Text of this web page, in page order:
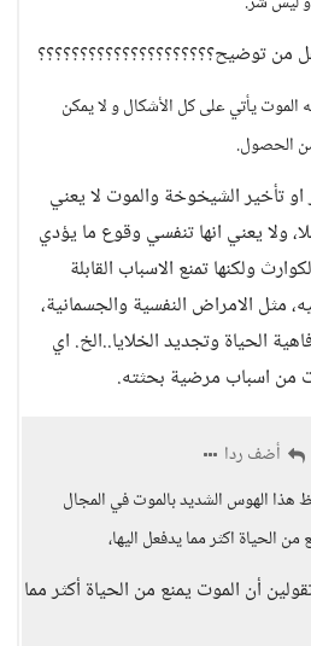
من توضيح؟؟؟؟؟؟؟؟؟؟؟؟؟؟؟؟؟؟؟؟؟
الموت يأتي على كل الأشكال و لا يمكن
الحصول.
او تأخير الشيخوخة والموت لا يعني
ولا يعني انها تنفسي وقوع ما يؤدي
ولكنها تمنع الاسباب القابلة
مثل الامراض النفسية والجسمانية،
الحياة وتجديد الخلايا..الخ. اي
من اسباب مرضية بحثته.
أضف ردا
هذا الهوس الشديد بالموت في المجال
من الحياة اكثر مما يدفعل اليها،
أن الموت يمنع من الحياة أكثر مما